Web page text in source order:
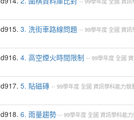
d915. 3. 洗街車路線問題 -- 99學年度全國 資訊
d916. 4. 高空煙火時間限制 -- 99學年度全國
d917. 5. 貼磁磚 -- 99學年度全國 資訊學科能力競
d918. 6. 雨量趨勢 -- 99學年度全國 資訊學科能